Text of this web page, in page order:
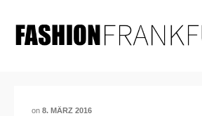
on 8. MÄRZ 2016